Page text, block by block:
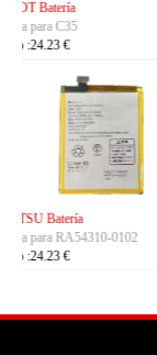
KYOCERA Batería
Batería para
Precio :24.23 €
KYOCERA Batería
Batería para 5AAXBT155
Precio :24.23 €